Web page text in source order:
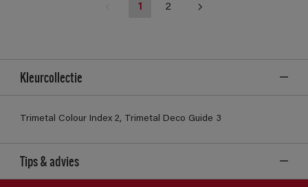
1 2
Kleurcollectie
Trimetal Colour Index 2, Trimetal Deco Guide 3
Tips & advies